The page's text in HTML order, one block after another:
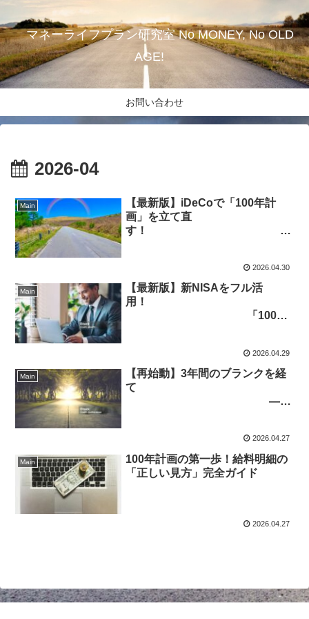
マネーライフプラン研究室 No MONEY, No OLD
AGE!
お問い合わせ
2026-04
Main
【最新版】iDeCoで「100年計
画」を立て直
す！
2026.04.30
Main
【最新版】新NISAをフル活
用！
「100年
2026.04.29
Main
【再始動】3年間のブランクを経
て
――
2026.04.27
Main
100年計画の第一歩！給料明細の
「正しい見方」完全ガイド
2026.04.27